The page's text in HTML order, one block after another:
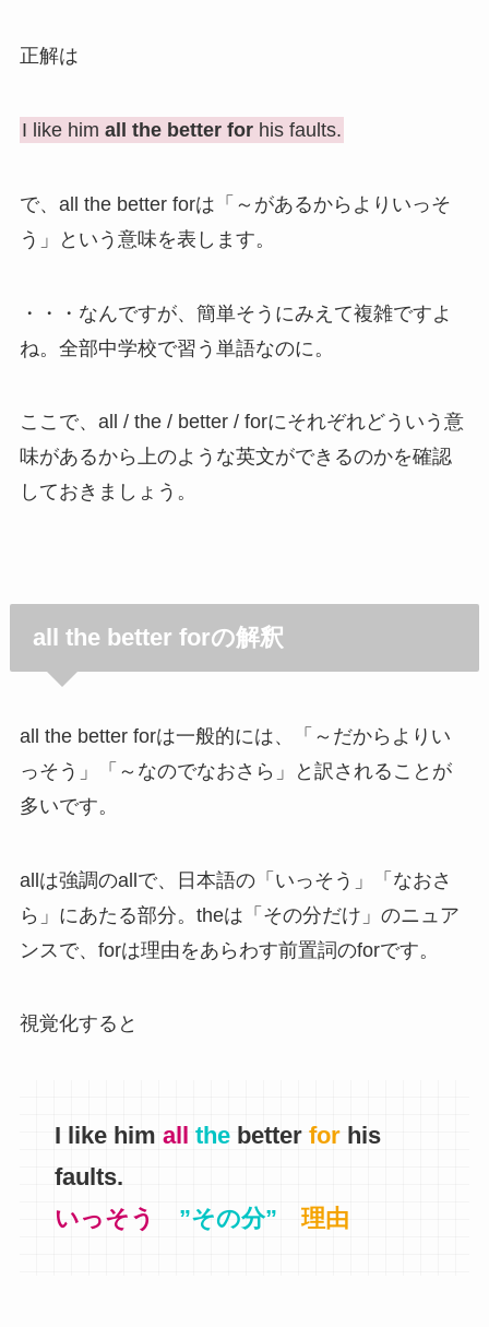
正解は
I like him all the better forhis faults.
で、all the better forは「～があるからよりいっそ
う」という意味を表します。
・・・なんですが、簡単そうにみえて複雑ですよ
ね。全部中学校で習う単語なのに。
ここで、all / the / better / forにそれぞれどういう意
味があるから上のような英文ができるのかを確認
しておきましょう。
all the better forの解釈
all the better forは一般的には、「～だからよりい
っそう」「～なのでなおさら」と訳されることが
多いです。
allは強調のallで、日本語の「いっそう」「なおさ
ら」にあたる部分。theは「その分だけ」のニュア
ンスで、forは理由をあらわす前置詞のforです。
視覚化すると
I like himall the betterfor his
faults.
いっそう
”その分” 理由